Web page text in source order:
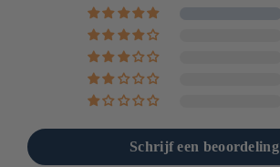
Schrijf een beoordeling